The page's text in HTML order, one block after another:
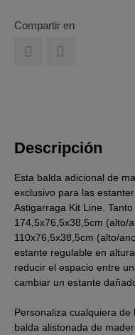
Compartir en
Descripción
Esta balda adicional de
exclusivo para las
Astigarraga Kit Line.
174,5x76,5x38,5cm (alto/
110x76,5x38,5cm (alto/
estante regulable en
reducir el espacio entre
cambiar un estante
Personaliza cualquiera
balda alistonada de